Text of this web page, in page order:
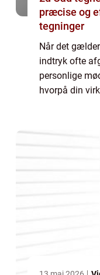
præcise og
tegninger
Når det
indtryk ofte
personlige
hvorpå din